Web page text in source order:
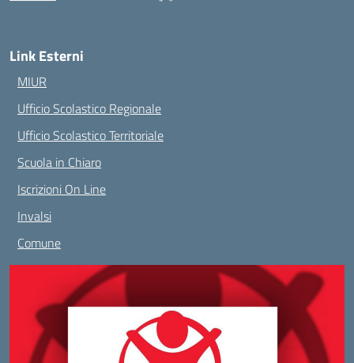
Link Esterni
MIUR
Ufficio Scolastico Regionale
Ufficio Scolastico Territoriale
Scuola in Chiaro
Iscrizioni On Line
Invalsi
Comune